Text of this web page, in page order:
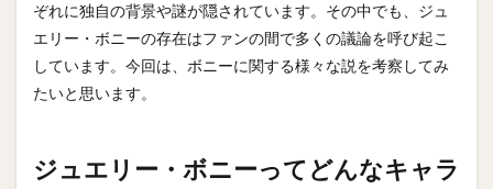
ぞれに独自の背景や謎が隠されています。その中でも、ジュ
エリー・ボニーの存在はファンの間で多くの議論を呼び起こ
しています。今回は、ボニーに関する様々な説を考察してみ
たいと思います。
ジュエリー・ボニーってどんなキャラ